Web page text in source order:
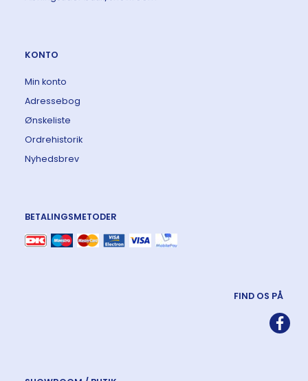
KONTO
Min konto
Adressebog
Ønskeliste
Ordrehistorik
Nyhedsbrev
BETALINGSMETODER
FIND OS PÅ